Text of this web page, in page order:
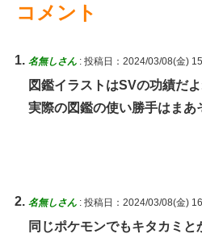
コメント
名無しさん : 投稿日：2024/03/08(金)
図鑑イラストはSVの功績だ
実際の図鑑の使い勝手はま
名無しさん : 投稿日：2024/03/08(金)
同じポケモンでもキタカミ